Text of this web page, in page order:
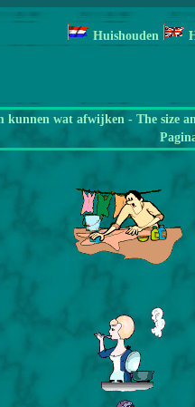
Huishouden
kunnen wat afwijken - The size